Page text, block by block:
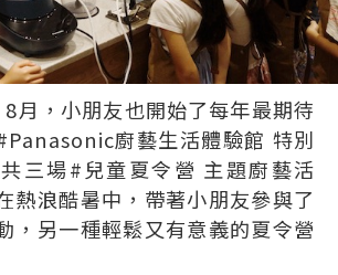
月，小朋友也開始了每年最期待
廚藝生活體驗館 特別
三場#兒童夏令營 主題廚藝活
熱浪酷暑中，帶著小朋友參與了
，另一種輕鬆又有意義的夏令營